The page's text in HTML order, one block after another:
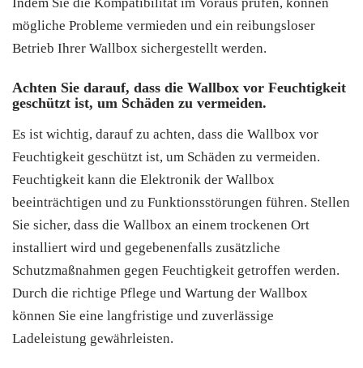
mögliche Probleme vermieden und ein reibungsloser
Betrieb Ihrer Wallbox sichergestellt werden.
Achten Sie darauf, dass die Wallbox vor Feuchtigkeit
geschützt ist, um Schäden zu vermeiden.
Es ist wichtig, darauf zu achten, dass die Wallbox vor
Feuchtigkeit geschützt ist, um Schäden zu vermeiden.
Feuchtigkeit kann die Elektronik der Wallbox
beeinträchtigen und zu Funktionsstörungen führen. Stellen
Sie sicher, dass die Wallbox an einem trockenen Ort
installiert wird und gegebenenfalls zusätzliche
Schutzmaßnahmen gegen Feuchtigkeit getroffen werden.
Durch die richtige Pflege und Wartung der Wallbox
können Sie eine langfristige und zuverlässige
Ladeleistung gewährleisten.